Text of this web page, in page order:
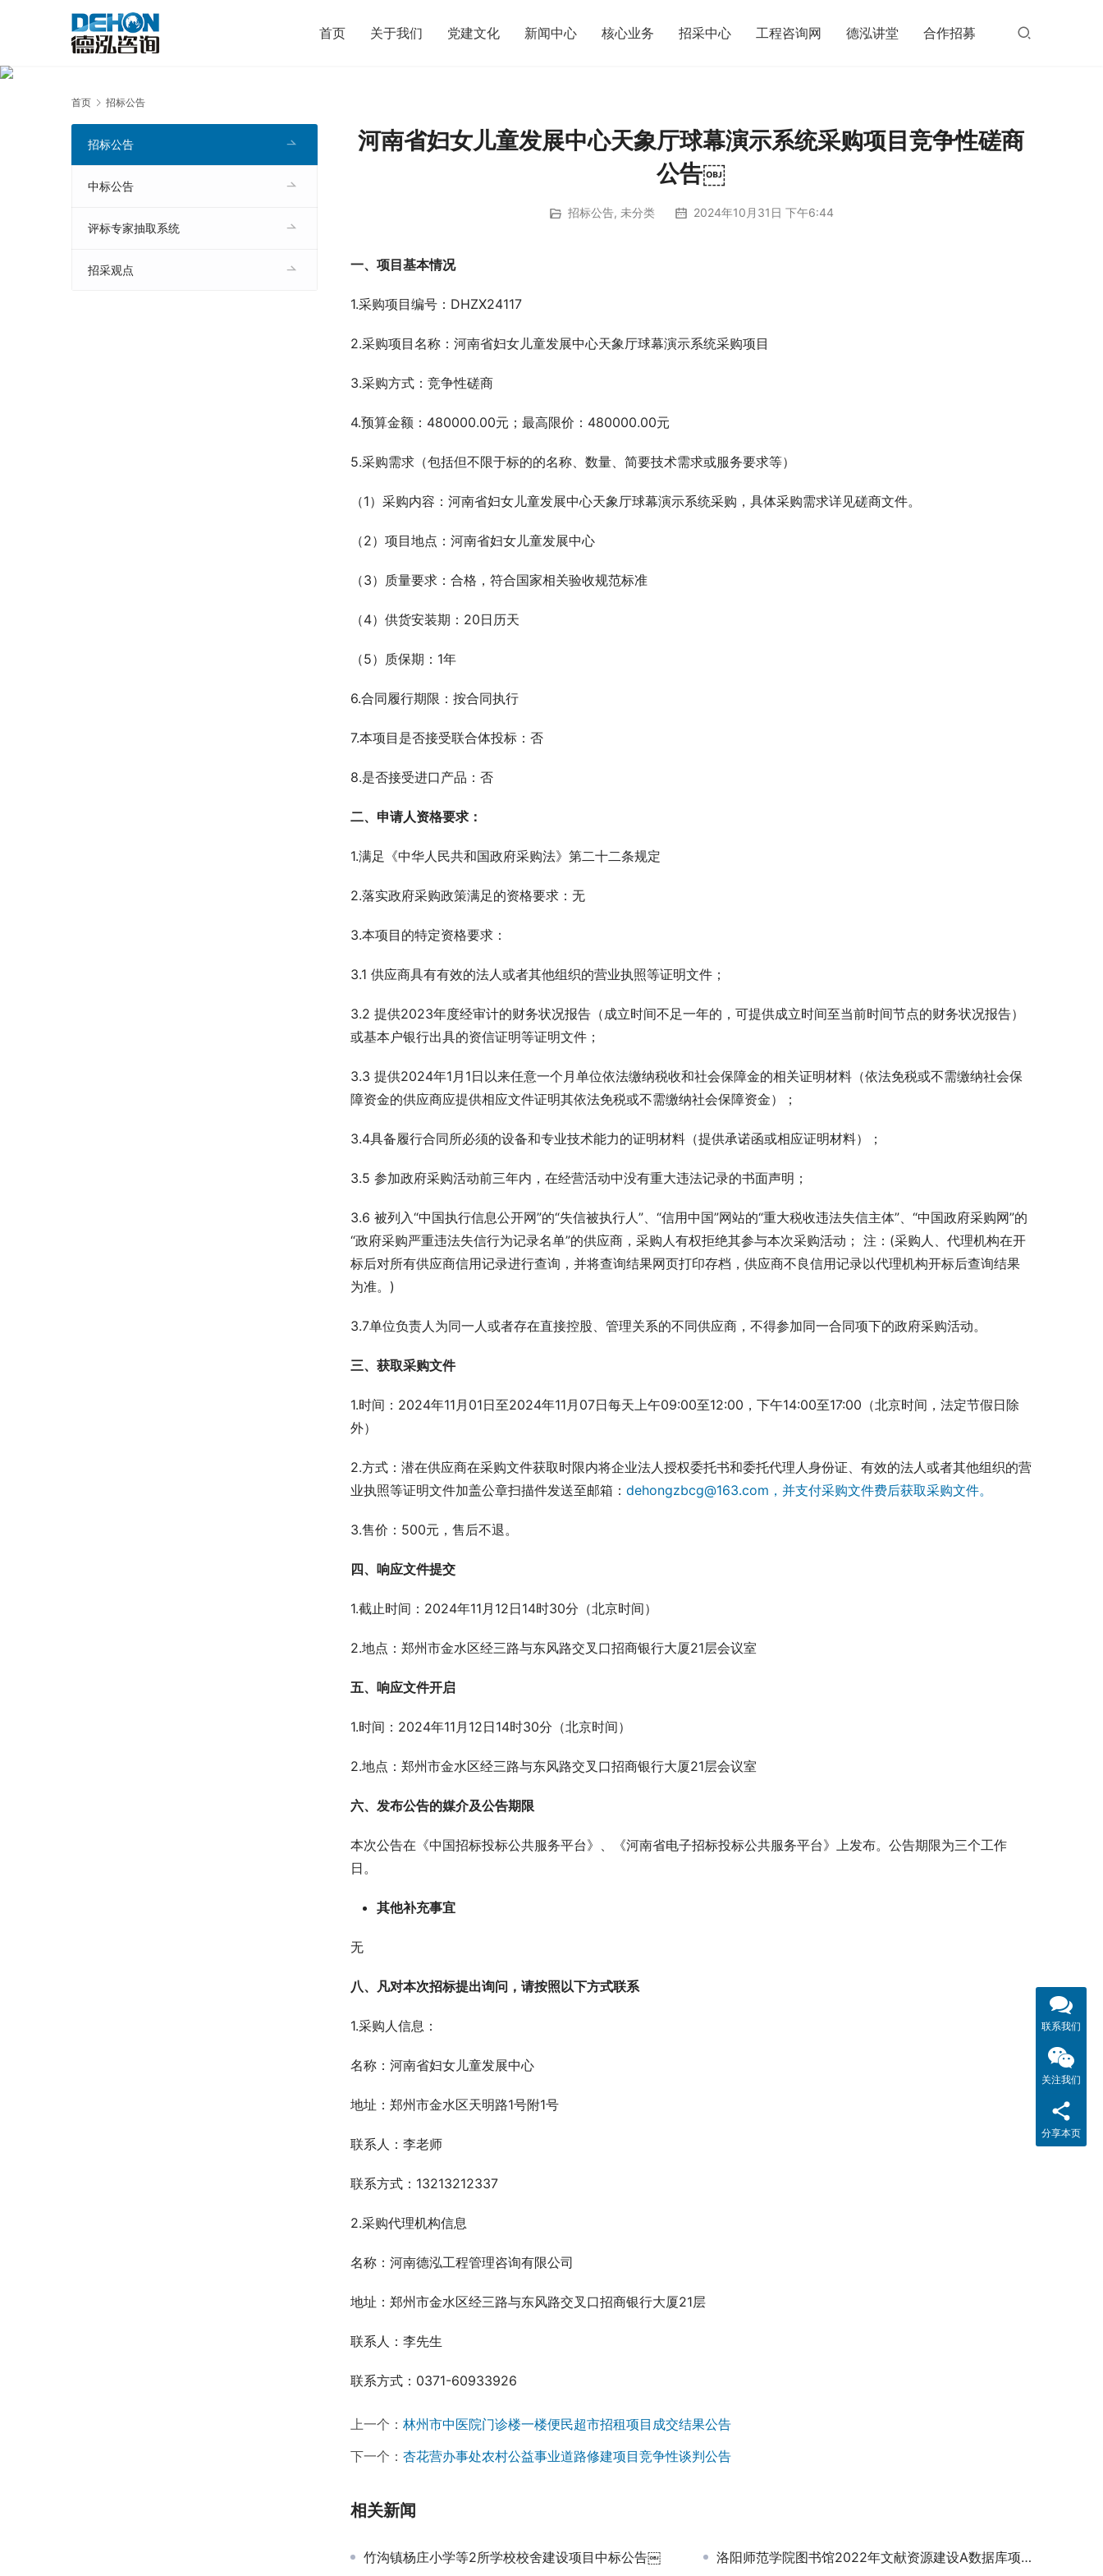
首页 关于我们 党建文化 新闻中心 核心业务 招采中心 工程咨询网 德泓讲堂 合作招募
首页 招标公告
河南省妇女儿童发展中心天象厅球幕演示系统采购项目竞争性磋商
公告￼
招标公告, 未分类 2024年10月31日 下午6:44
一、项目基本情况
1.采购项目编号：DHZX24117
2.采购项目名称：河南省妇女儿童发展中心天象厅球幕演示系统采购项目
3.采购方式：竞争性磋商
4.预算金额：480000.00元；最高限价：480000.00元
5.采购需求（包括但不限于标的的名称、数量、简要技术需求或服务要求等）
（1）采购内容：河南省妇女儿童发展中心天象厅球幕演示系统采购，具体采购需求详见磋商文件。
（2）项目地点：河南省妇女儿童发展中心
（3）质量要求：合格，符合国家相关验收规范标准
（4）供货安装期：20日历天
（5）质保期：1年
6.合同履行期限：按合同执行
7.本项目是否接受联合体投标：否
8.是否接受进口产品：否
二、申请人资格要求：
1.满足《中华人民共和国政府采购法》第二十二条规定
2.落实政府采购政策满足的资格要求：无
3.本项目的特定资格要求：
3.1 供应商具有有效的法人或者其他组织的营业执照等证明文件；
3.2 提供2023年度经审计的财务状况报告（成立时间不足一年的，可提供成立时间至当前时间节点的财务状况报告）
或基本户银行出具的资信证明等证明文件；
3.3 提供2024年1月1日以来任意一个月单位依法缴纳税收和社会保障金的相关证明材料（依法免税或不需缴纳社会保
障资金的供应商应提供相应文件证明其依法免税或不需缴纳社会保障资金）；
3.4具备履行合同所必须的设备和专业技术能力的证明材料（提供承诺函或相应证明材料）；
3.5 参加政府采购活动前三年内，在经营活动中没有重大违法记录的书面声明；
3.6 被列入“中国执行信息公开网”的“失信被执行人”、“信用中国”网站的“重大税收违法失信主体”、“中国政府采购网”的
“政府采购严重违法失信行为记录名单”的供应商，采购人有权拒绝其参与本次采购活动； 注：(采购人、代理机构在开
标后对所有供应商信用记录进行查询，并将查询结果网页打印存档，供应商不良信用记录以代理机构开标后查询结果
为准。)
3.7单位负责人为同一人或者存在直接控股、管理关系的不同供应商，不得参加同一合同项下的政府采购活动。
三、获取采购文件
1.时间：2024年11月01日至2024年11月07日每天上午09:00至12:00，下午14:00至17:00（北京时间，法定节假日除
外）
2.方式：潜在供应商在采购文件获取时限内将企业法人授权委托书和委托代理人身份证、有效的法人或者其他组织的营
业执照等证明文件加盖公章扫描件发送至邮箱： dehongzbcg@163.com，并支付采购文件费后获取采购文件。
3.售价：500元，售后不退。
四、响应文件提交
1.截止时间：2024年11月12日14时30分（北京时间）
2.地点：郑州市金水区经三路与东风路交叉口招商银行大厦21层会议室
五、响应文件开启
1.时间：2024年11月12日14时30分（北京时间）
2.地点：郑州市金水区经三路与东风路交叉口招商银行大厦21层会议室
六、发布公告的媒介及公告期限
本次公告在《中国招标投标公共服务平台》、《河南省电子招标投标公共服务平台》上发布。公告期限为三个工作
日。
其他补充事宜
无
八、凡对本次招标提出询问，请按照以下方式联系
1.采购人信息：
名称：河南省妇女儿童发展中心
地址：郑州市金水区天明路1号附1号
联系人：李老师
联系方式：13213212337
2.采购代理机构信息
名称：河南德泓工程管理咨询有限公司
地址：郑州市金水区经三路与东风路交叉口招商银行大厦21层
联系人：李先生
联系方式：0371-60933926
上一个： 林州市中医院门诊楼一楼便民超市招租项目成交结果公告
下一个： 杏花营办事处农村公益事业道路修建项目竞争性谈判公告
相关新闻
竹沟镇杨庄小学等2所学校校舍建设项目中标公告￼ 洛阳师范学院图书馆2022年文献资源建设A数据库项目单一来源采购邀请函
招标公告
中标公告
评标专家抽取系统
招采观点
联系我们
关注我们
分享本页